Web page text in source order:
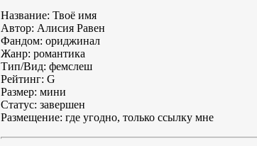
Название: Твоё имя
Автор: Алисия Равен
Фандом: ориджинал
Жанр: романтика
Тип/Вид: фемслеш
Рейтинг: G
Размер: мини
Статус: завершен
Размещение: где угодно, только ссылку мне